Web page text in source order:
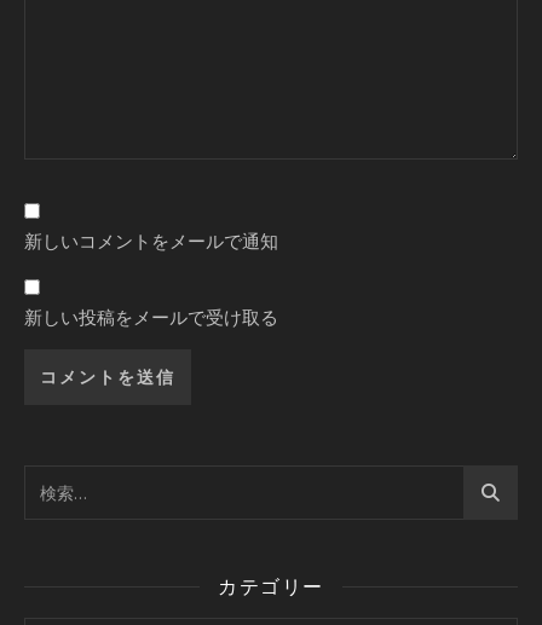
新しいコメントをメールで通知
新しい投稿をメールで受け取る
カテゴリー